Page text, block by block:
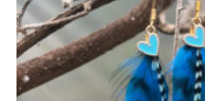
hlist